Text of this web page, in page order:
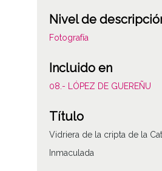
Nivel de
Fotografía
Incluido en
08.- LÓPEZ DE GUEREÑU
Título
Vidriera de la cripta de la
Inmaculada